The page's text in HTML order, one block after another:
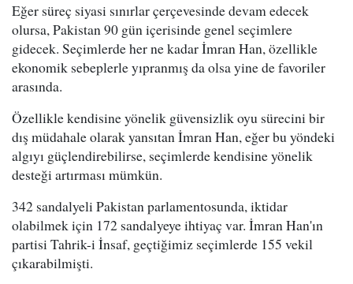
Eğer süreç siyasi sınırlar çerçevesinde devam edecek
olursa, Pakistan 90 gün içerisinde genel seçimlere
gidecek. Seçimlerde her ne kadar İmran Han, özellikle
ekonomik sebeplerle yıpranmış da olsa yine de favoriler
arasında.
Özellikle kendisine yönelik güvensizlik oyu sürecini bir
dış müdahale olarak yansıtan İmran Han, eğer bu yöndeki
algıyı güçlendirebilirse, seçimlerde kendisine yönelik
desteği artırması mümkün.
342 sandalyeli Pakistan parlamentosunda, iktidar
olabilmek için 172 sandalyeye ihtiyaç var. İmran Han'ın
partisi Tahrik-i İnsaf, geçtiğimiz seçimlerde 155 vekil
çıkarabilmişti.